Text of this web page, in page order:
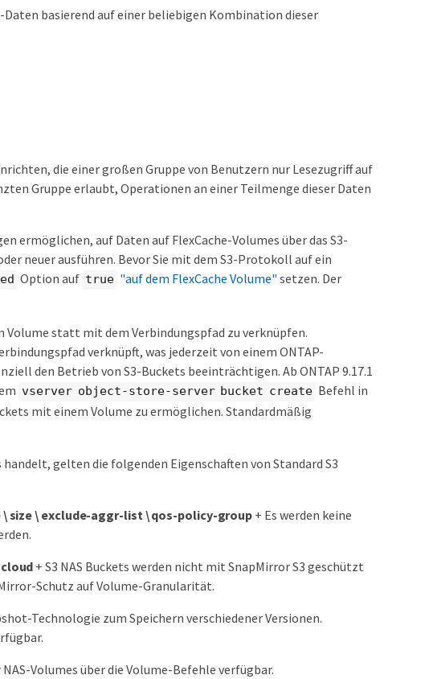
basierend auf einer beliebigen Kombination dieser
die einer großen Gruppe von Benutzern nur Lesezugriff auf
Gruppe erlaubt, Operationen an einer Teilmenge dieser Daten
ermöglichen, auf Daten auf FlexCache-Volumes über das S3-
neuer ausführen. Bevor Sie mit dem S3-Protokoll auf ein
Option auf true "auf dem FlexCache Volume" setzen. Der
Volume statt mit dem Verbindungspfad zu verknüpfen.
verknüpft, was jederzeit von einem ONTAP-
den Betrieb von S3-Buckets beeinträchtigen. Ab ONTAP 9.17.1
vserver object-store-server bucket create Befehl in
mit einem Volume zu ermöglichen. Standardmäßig
gelten die folgenden Eigenschaften von Standard S3
\ exclude-aggr-list \ qos-policy-group + Es werden keine
+ S3 NAS Buckets werden nicht mit SnapMirror S3 geschützt
Schutz auf Volume-Granularität.
Technologie zum Speichern verschiedener Versionen.
Volumes über die Volume-Befehle verfügbar.